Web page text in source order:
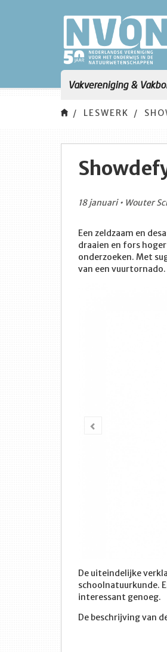
Vakvereniging &
LESWERK
18 januari • Wouter
Een zeldzaam en
draaien en fors
onderzoeken. Met
van een vuurtornado.
Vorige
De uiteindelijke
schoolnatuurkunde.
interessant genoeg.
De beschrijving van